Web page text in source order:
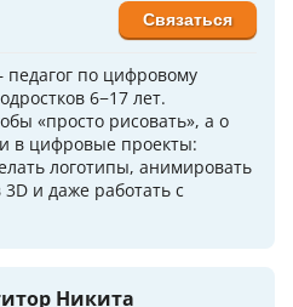
по цифровому
6−17 лет.
«просто рисовать», а о
в цифровые проекты:
логотипы, анимировать
и даже работать с
Связаться
Никита